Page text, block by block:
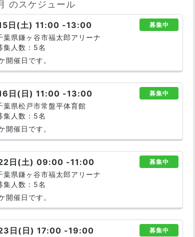
のスケジュール
日(土) 11:00 -13:00 募集中
葉県鎌ヶ谷市福太郎アリーナ
集人数：5名
開催日です。
日(日) 11:00 -13:00 募集中
葉県松戸市常盤平体育館
集人数：5名
開催日です。
日(土) 09:00 -11:00 募集中
葉県鎌ヶ谷市福太郎アリーナ
集人数：5名
開催日です。
日(日) 17:00 -19:00 募集中